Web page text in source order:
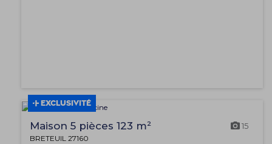
EXCLUSIVITÉ
Maison 5 pièces 123 m² 15
BRETEUIL 27160